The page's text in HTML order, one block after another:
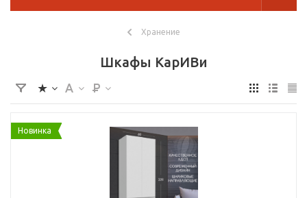
Хранение
Шкафы КарИВи
Новинка